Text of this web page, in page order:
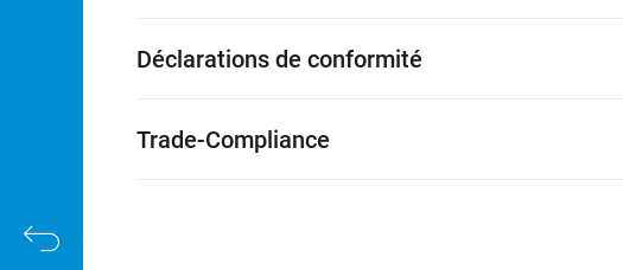
Déclarations de conformité
Trade-Compliance